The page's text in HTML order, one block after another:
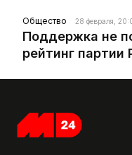
Общество 28 февраля,
Поддержка не
рейтинг партии